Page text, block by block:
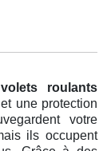
volets roulants
une protection
votre
ils occupent